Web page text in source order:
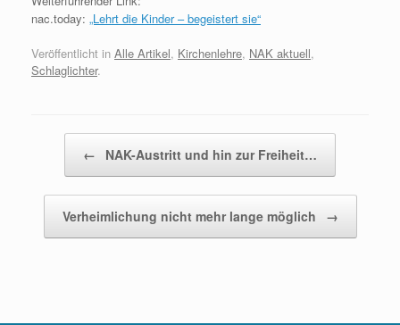
nac.today: „Lehrt die Kinder – begeistert sie“
Veröffentlicht in Alle Artikel, Kirchenlehre, NAK aktuell,
Schlaglichter.
← NAK-Austritt und hin zur Freiheit…
Verheimlichung nicht mehr lange möglich →